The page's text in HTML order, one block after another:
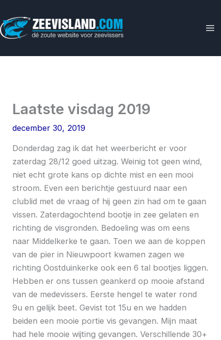
naar
de
Laatste visdag 2019
december 30, 2019
Donderdag zag ik dat het weerbericht er voor
zaterdag 28/12 goed uitzag. Weinig tot geen wind,
niet echt grote kans op dichte mist en een mooi
stroom. Even een berichtje gestuurd naar een
clublid met de vraag of hij geen zin had om te gaan
vissen. Zaterdagochtend bootje in zee gelaten en
richting de visgronden. Bedoeling was om eens
naar Middelkerke te gaan. Toen we aan de koppen
van de pier in Nieuwpoort kwamen zagen we
richting Oostduinkerke ook een 6 tal bootjes liggen.
Hebben er ons tussen geankerd op mooie afstand
van de medevissers. Eerste hengel te water rond
9u en gelijk beet. Gevist tot 15u en we hadden
beiden een mooie portie vis gevangen. Mijn maat
had hele mooie wijting gevangen. Verschillende 30+